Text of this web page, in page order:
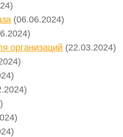
(06.06.2024)
организаций (22.03.2024)